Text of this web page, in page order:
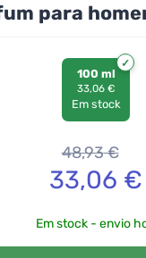
para
100 ml
33,06 €
Em stock
48,93€
33,06 €
Em stock - envio